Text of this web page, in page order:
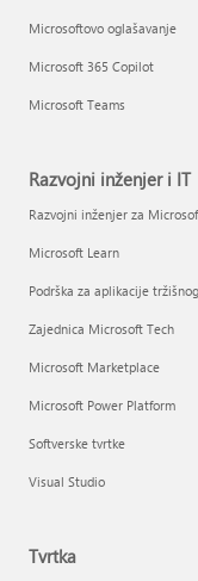
Microsoftovo oglašavanje
Microsoft 365 Copilot
Microsoft Teams
Razvojni inženjer i IT
Razvojni inženjer za
Microsoft Learn
Podrška za aplikacije
Zajednica Microsoft Tech
Microsoft Marketplace
Microsoft Power Platform
Softverske tvrtke
Visual Studio
Tvrtka